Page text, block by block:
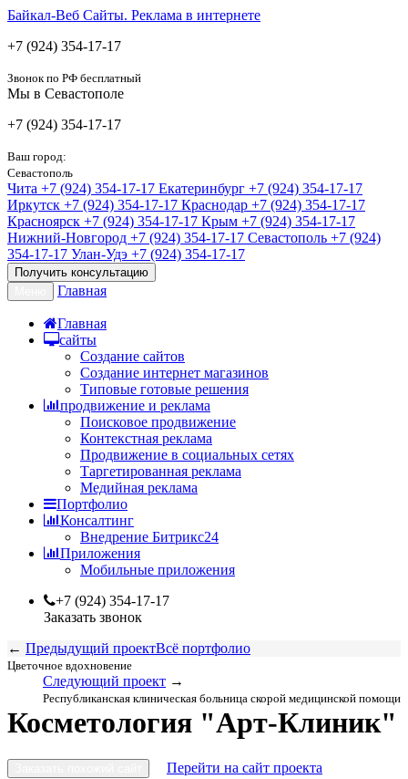
Байкал-Веб Сайты. Реклама в интернете
+7 (924) 354-17-17
Звонок по РФ бесплатный
Мы в Севастополе
+7 (924) 354-17-17
Ваш город:
Севастополь
Чита +7 (924) 354-17-17 Екатеринбург +7 (924) 354-17-17
Иркутск +7 (924) 354-17-17 Краснодар +7 (924) 354-17-17
Красноярск +7 (924) 354-17-17 Крым +7 (924) 354-17-17
Нижний-Новгород +7 (924) 354-17-17 Севастополь +7 (924)
354-17-17 Улан-Удэ +7 (924) 354-17-17
Получить консультацию
Главная
Главная
сайты
Создание сайтов
Создание интернет магазинов
Типовые готовые решения
продвижение и реклама
Поисковое продвижение
Контекстная реклама
Продвижение в социальных сетях
Таргетированная реклама
Медийная реклама
Портфолио
Консалтинг
Внедрение Битрикс24
Приложения
Мобильные приложения
+7 (924) 354-17-17
Заказать звонок
← Предыдущий проект
Цветочное вдохновение
Всё портфолио
Следующий проект →
Республиканская клиническая больница скорой медицинской помощи
Косметология "Арт-Клиник"
Перейти на сайт проекта